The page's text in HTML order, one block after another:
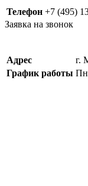
Телефон +7 (495)
Заявка на звонок
Адрес
г.
График работы